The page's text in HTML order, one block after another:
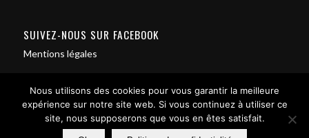
SUIVEZ-NOUS SUR FACEBOOK
Mentions légales
Nous utilisons des cookies pour vous garantir la meilleure
expérience sur notre site web. Si vous continuez à utiliser ce
site, nous supposerons que vous en êtes satisfait.
Contact us